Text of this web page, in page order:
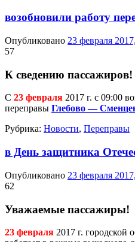
возобновили работу
Опубликовано 23 февраля
57
К сведению пассажиров!
С 23 февраля 2017 г. с 09:00
переправы Глебово —
Рубрика: Новости, Переправы
в День защитника
Опубликовано 23 февраля
62
Уважаемые пассажиры!
23 февраля 2017 г. городской